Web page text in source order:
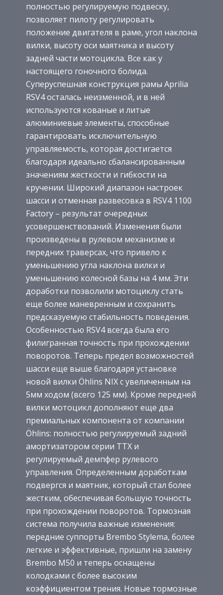
полностью регулируемую подвеску,
позволяет пилоту регулировать
положение двигателя в раме, угол наклона
вилки, высоту оси маятника и высоту
задней части мотоцикла. Все как у
настоящего гоночного болида.
Суперуспешная конструкция рамы Aprilia
RSV4 осталась неизменной, и в ней
используются кованые и литые
алюминиевые элементы, способные
гарантировать исключительную
управляемость, которая достигается
благодаря идеально сбалансированным
значениям жесткости и гибкости на
кручении. Широкий диапазон настроек
шасси и отменная развесовка в RSV4 1100
Factory – результат очередных
усовершенствований. Изменения были
произведены в рулевом механизме и
передних траверсах, что привело к
уменьшению угла наклона вилки и
уменьшению колесной базы на 4 мм. Эти
доработки позволили мотоциклу стать
еще более маневренным и сохранить
предсказуемую стабильность поведения.
Особенностью RSV4 всегда была его
филигранная точность при прохождении
поворотов. Теперь предел возможностей
шасси еще выше благодаря установке
новой вилки Öhlins NIX с увеличенным на
5мм ходом (всего 125 мм). Кроме передней
вилки мотоцикл дополняют еще два
премиальных компонента от компании
Öhlins: полностью регулируемый задний
амортизатором серии TTX и
регулируемый демпфер рулевого
управления. Определенным доработкам
подвергся и маятник, который стал более
жестким, обеспечивая большую точность
при прохождении поворотов. Тормозная
система получила важные изменения:
передние суппорты Brembo Stylema, более
легкие и эффективные, пришли на замену
Brembo M50 и теперь оснащены
колодками с более высоким
коэффициентом трения. Новые тормозные